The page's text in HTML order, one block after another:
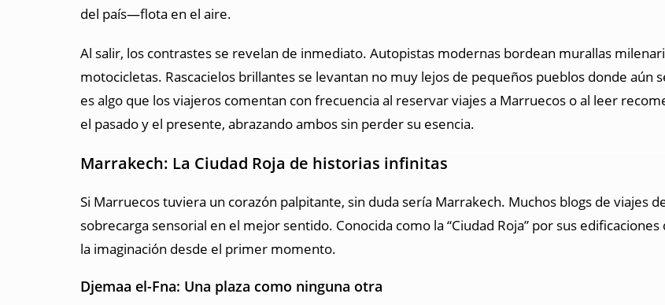
del país—flota en el aire.
Al salir, los contrastes se revelan de inmediato. Autopistas modernas bordean murallas
motocicletas. Rascacielos brillantes se levantan no muy lejos de pequeños pueblos donde aún
es algo que los viajeros comentan con frecuencia al reservar viajes a Marruecos o al leer
el pasado y el presente, abrazando ambos sin perder su esencia.
Marrakech: La Ciudad Roja de historias infinitas
Si Marruecos tuviera un corazón palpitante, sin duda sería Marrakech. Muchos blogs de viajes
sobrecarga sensorial en el mejor sentido. Conocida como la “Ciudad Roja” por sus
la imaginación desde el primer momento.
Djemaa el-Fna: Una plaza como ninguna otra